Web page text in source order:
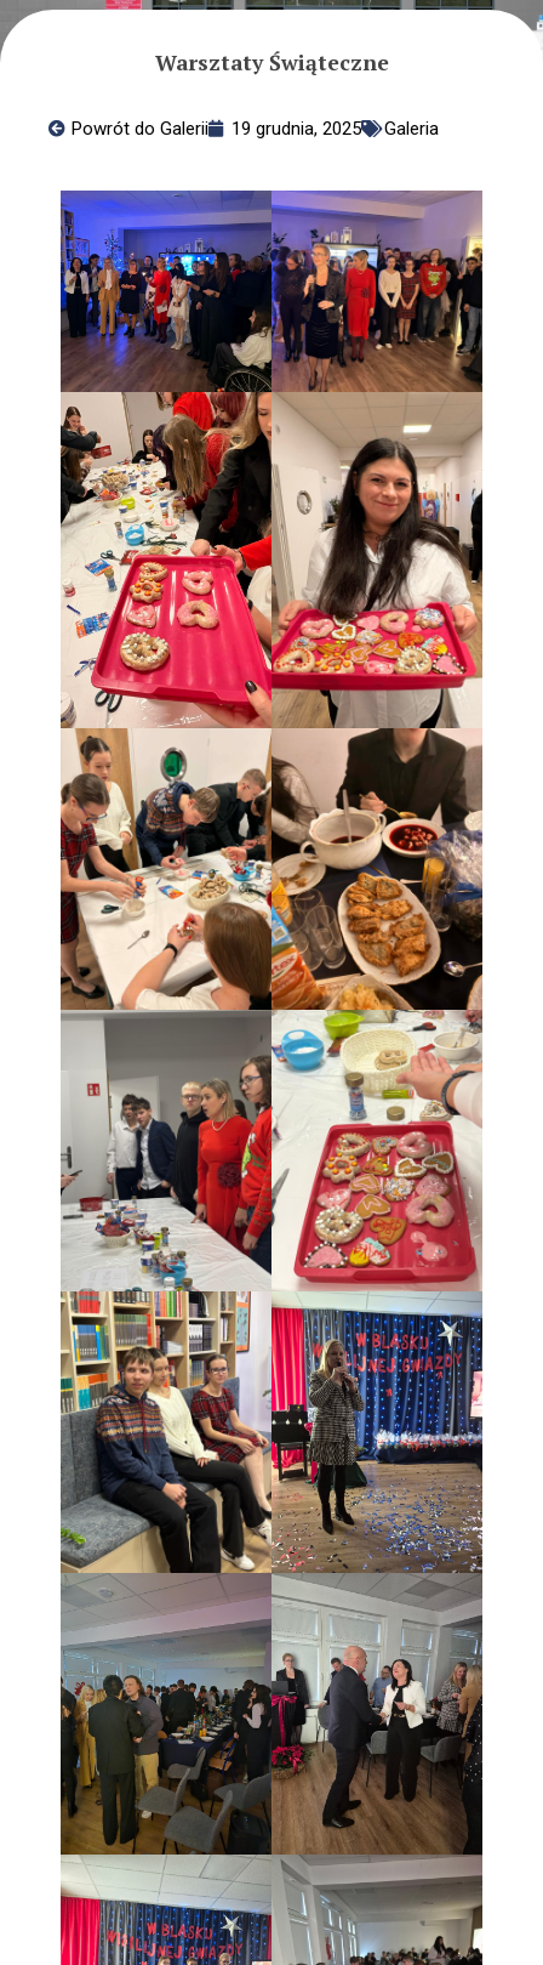
Rozwijanie kompetencji
Emocjonalno – Społecznych
Pomagamy
Standardy Ochrony Małoletnich
Dla Rodziców
Informacje
Przydatne linki
Ochrona Danych Osobowych
Edukacja domowa
Kalendarium roku szkolnego
Integracja
O integracji
Rehabilitacja
Psycholog szkolny
Pedagog specjalny
Pomoc psychologiczno-
pedagogiczna
Kontakt
Szukaj
Szukaj
Ostatnie wpisy
Zakończenie roku szkolnego
Dzień Taty
Dzień Matki
Twój dzień w LO ARKA
Zajęcia artystyczne
Najnowsze
komentarze
Brak komentarzy do
wyświetlenia.
Warsztaty Świąteczne
Powrót do Galerii 19 grudnia, 2025 Galeria